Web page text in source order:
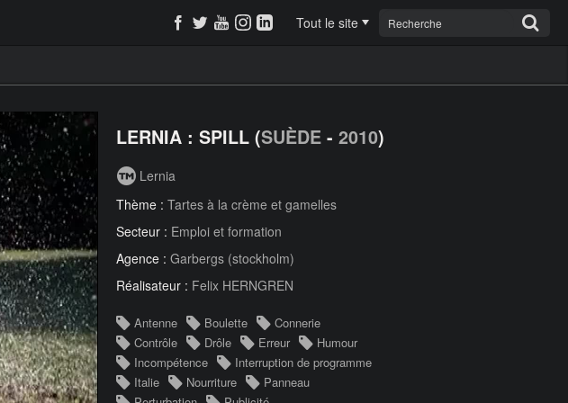
Tout le site
LERNIA : SPILL (SUÈDE - 2010)
Lernia
Thème : Tartes à la crème et gamelles
Secteur : Emploi et formation
Agence : Garbergs (stockholm)
Réalisateur : Felix HERNGREN
Antenne Boulette
Connerie
Contrôle
Drôle Erreur
Humour
Incompétence
Interruption de programme
Italie
Nourriture
Panneau